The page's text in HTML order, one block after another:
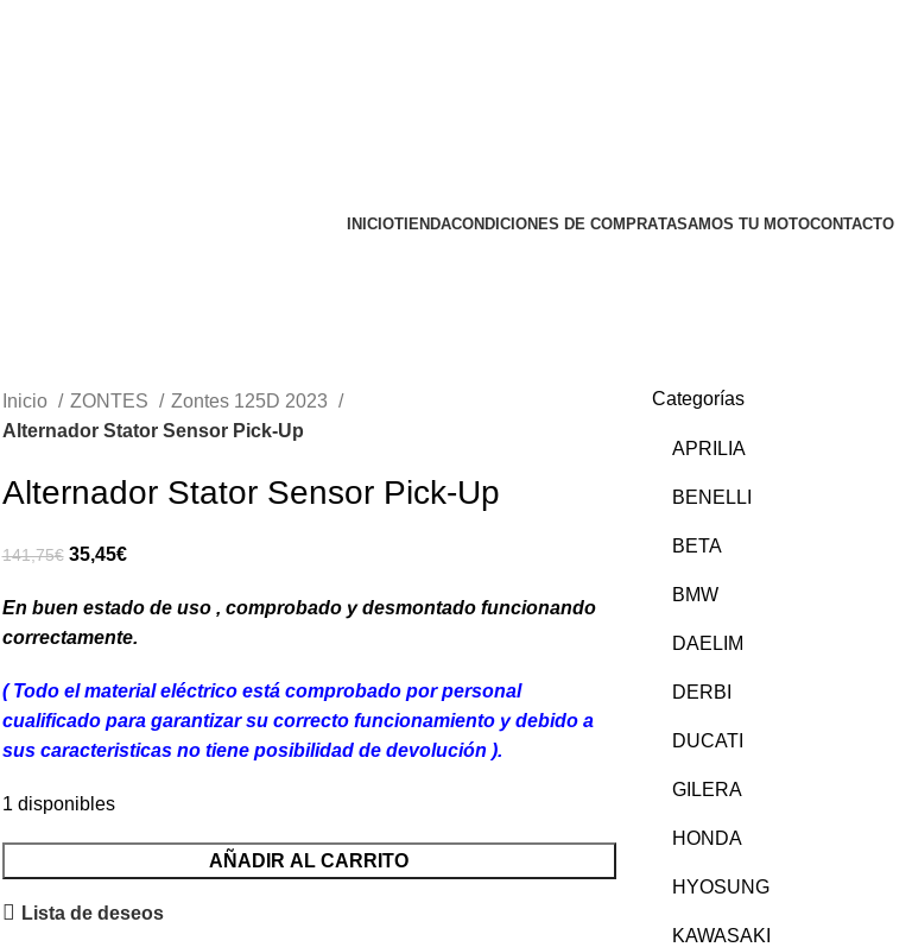
INICIOTIENDACONDICIONES DE COMPRATASAMOS TU MOTOCONTACTO
Inicio ZONTES
Zontes 125D 2023
Alternador Stator Sensor Pick-Up
Alternador Stator Sensor Pick-Up
141,75€ El
original
era:
35,45€El
actual
es:
En buen estado de uso , comprobado y desmontado funcionando
correctamente.
( Todo el material eléctrico está comprobado por personal
cualificado para garantizar su correcto funcionamiento y debido a
sus caracteristicas no tiene posibilidad de devolución ).
1 disponibles
AÑADIR AL CARRITO
Lista de deseos
Categorías
APRILIA
BENELLI
BETA
BMW
DAELIM
DERBI
DUCATI
GILERA
HONDA
HYOSUNG
KAWASAKI